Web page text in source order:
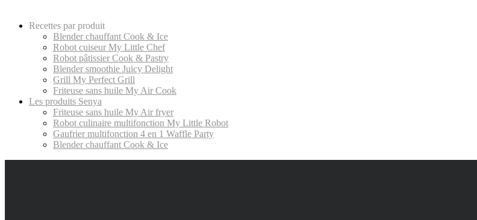
Recettes par produit
Blender chauffant Cook & Ice
Robot cuiseur My Little Chef
Robot pâtissier Cook & Pastry
Blender smoothie Juicy Delight
Grill My Perfect Grill
Friteuse sans huile My Air Cook
Les produits Senya
Friteuse sans huile My Air fryer
Robot culinaire multifonction My Little Robot
Gaufrier multifonction 4 en 1 Waffle Party
Blender chauffant Cook & Ice